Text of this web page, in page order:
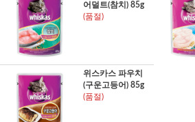
어덜트(참치) 85g
(품절)
위스카스 파우치
(구운고등어) 85g
(품절)